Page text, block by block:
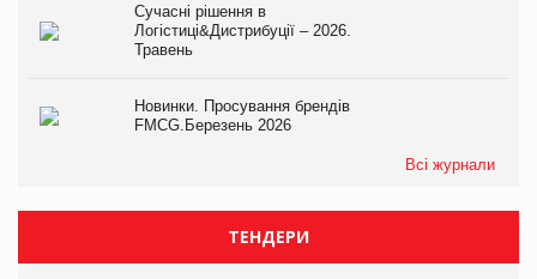
Сучасні рішення в
Логістиці&Дистрибуції – 2026.
Травень
Новинки. Просування брендів
FMCG.Березень 2026
Всі журнали
ТЕНДЕРИ